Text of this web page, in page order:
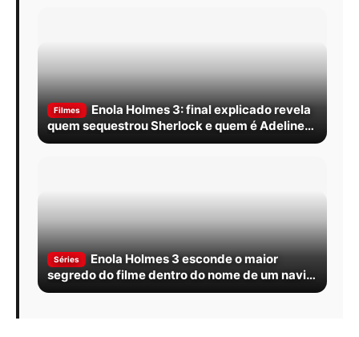
Filmes
Enola Holmes 3: final explicado revela
quem sequestrou Sherlock e quem é Adeline
Rathe
Séries
Enola Holmes 3 esconde o maior
segredo do filme dentro do nome de um navio
afundado